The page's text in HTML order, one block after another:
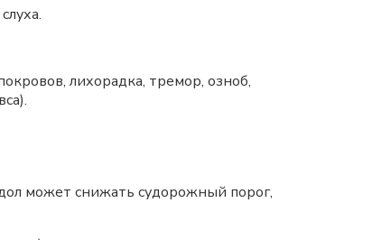
лихорадка, тремор, озноб,
может снижать судорожный порог,